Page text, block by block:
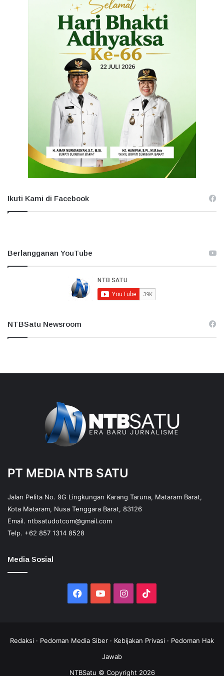
Ikuti Kami di Facebook
Berlangganan YouTube
NTBSatu Newsroom
PT MEDIA NTB SATU
Jalan Pelita No. 9G Lingkungan Karang Taruna, Mataram Barat,
Kota Mataram, Nusa Tenggara Barat, 83126
Email. ntbsatudotcom@gmail.com
Telp. +62 857 1314 8528
Media Sosial
Facebook
YouTubeInstagram
Redaksi · Pedoman Media Siber · Kebijakan Privasi · Pedoman Hak
Jawab
NTBSatu © Copyright 2026